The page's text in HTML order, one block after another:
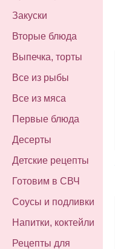
Закуски
Вторые блюда
Выпечка, торты
Все из рыбы
Все из мяса
Первые блюда
Десерты
Детские рецепты
Готовим в СВЧ
Соусы и подливки
Напитки, коктейли
Рецепты для